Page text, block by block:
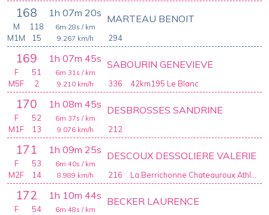
168 1h 07m 20s
294
MARTEAU BENOIT
6m 28s / km
9.267 km/h
M
118
M1M
15
169 1h 07m 45s
336
SABOURIN GENEVIEVE
6m 31s / km
9.210 km/h
F
51
M5F
2 42km195 Le Blanc
170 1h 08m 45s
212
DESBROSSES SANDRINE
6m 37s / km
9.076 km/h
F
52
M1F
13
171 1h 09m 25s
216
DESCOUX DESSOLIERE VALERIE
6m 40s / km
8.989 km/h
F
53
M2F
14
172 1h 10m 44s BECKER LAURENCE
6m 48s / km
F
54